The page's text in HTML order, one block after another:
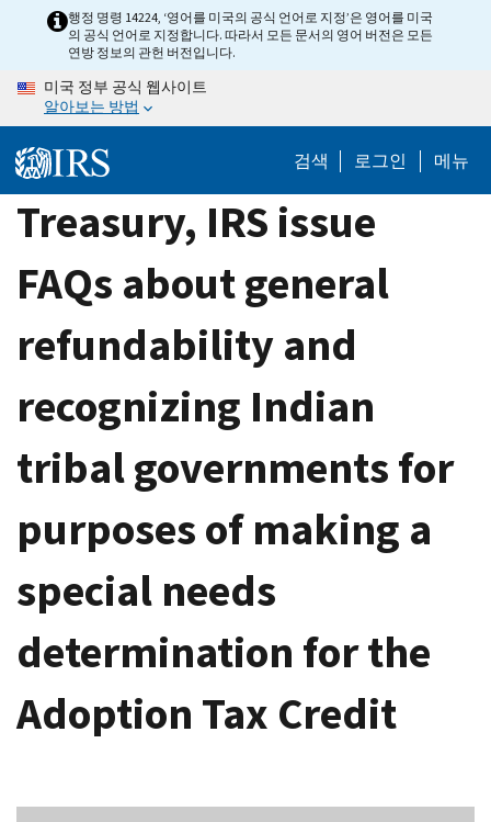
content
행정 명령 14224, ‘영어를 미국의 공식 언어로 지정’은 영어를 미국
의 공식 언어로 지정합니다. 따라서 모든 문서의 영어 버전은 모든
연방 정보의 관헌 버전입니다.
미국 정부 공식 웹사이트
알아보는 방법
검색 로그인 메뉴
Treasury, IRS issue
FAQs about general
refundability and
recognizing Indian
tribal governments for
purposes of making a
special needs
determination for the
Adoption Tax Credit